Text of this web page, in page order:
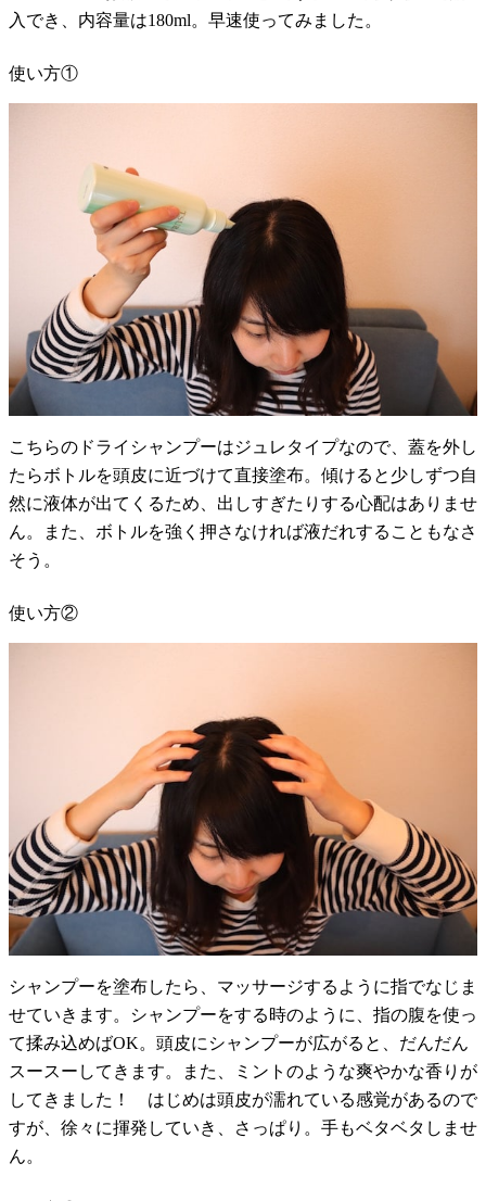
入でき、内容量は180ml。早速使ってみました。
使い方①
こちらのドライシャンプーはジュレタイプなので、蓋を外し
たらボトルを頭皮に近づけて直接塗布。傾けると少しずつ自
然に液体が出てくるため、出しすぎたりする心配はありませ
ん。また、ボトルを強く押さなければ液だれすることもなさ
そう。
使い方②
シャンプーを塗布したら、マッサージするように指でなじま
せていきます。シャンプーをする時のように、指の腹を使っ
て揉み込めばOK。頭皮にシャンプーが広がると、だんだん
スースーしてきます。また、ミントのような爽やかな香りが
してきました！ はじめは頭皮が濡れている感覚があるので
すが、徐々に揮発していき、さっぱり。手もベタベタしませ
ん。